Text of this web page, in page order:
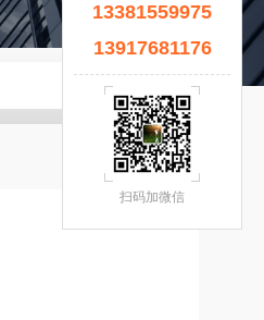
钢瓶电子秤 无
13381559975
13917681176
扫码加微信